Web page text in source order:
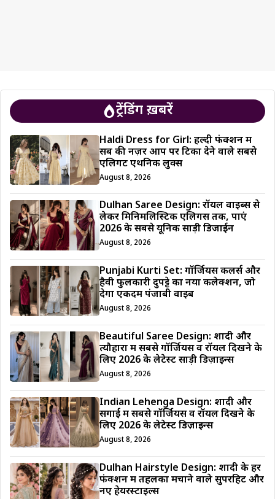
ट्रेंडिंग ख़बरें
Haldi Dress for Girl: हल्दी फंक्शन में
सब की नज़रें आप पर टिका देने वाले सबसे
एलिगेंट एथनिक लुक्स
August 8, 2026
Dulhan Saree Design: रॉयल वाइब्स से
लेकर मिनिमलिस्टिक एलिगेंस तक, पाएं
2026 के सबसे यूनिक साड़ी डिजाईन
August 8, 2026
Punjabi Kurti Set: गॉर्जियस कलर्स और
हैवी फुलकारी दुपट्टे का नया कलेक्शन, जो
देगा एकदम पंजाबी वाइब
August 8, 2026
Beautiful Saree Design: शादी और
त्यौहारों में सबसे गॉर्जियस व रॉयल दिखने के
लिए 2026 के लेटेस्ट साड़ी डिज़ाइन्स
August 8, 2026
Indian Lehenga Design: शादी और
सगाई में सबसे गॉर्जियस व रॉयल दिखने के
लिए 2026 के लेटेस्ट डिज़ाइन्स
August 8, 2026
Dulhan Hairstyle Design: शादी के हर
फंक्शन में तहलका मचाने वाले सुपरहिट और
नए हेयरस्टाइल्स